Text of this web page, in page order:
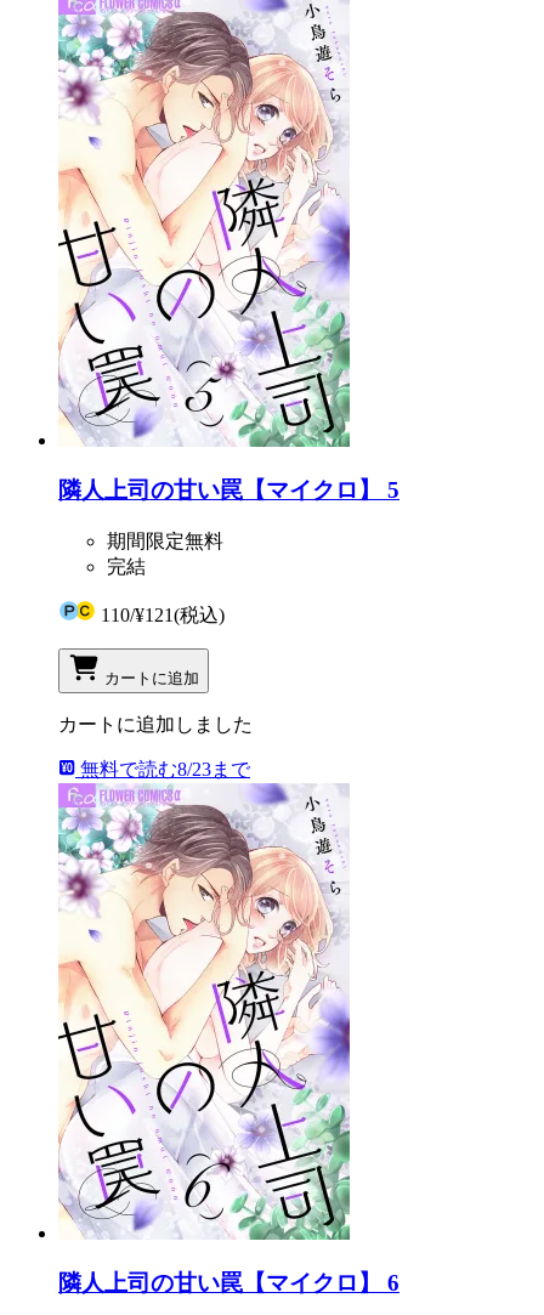
隣人上司の甘い罠【マイクロ】 5
期間限定無料
完結
110/¥121(税込)
カートに追加
カートに追加しました
無料で読む8/23まで
隣人上司の甘い罠【マイクロ】 6